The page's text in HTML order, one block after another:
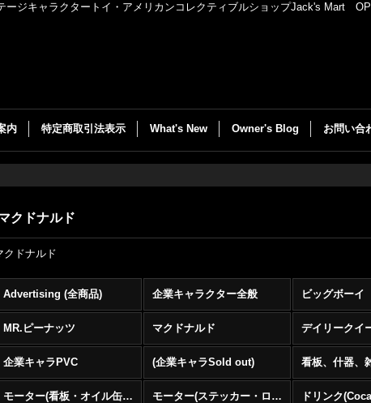
ージキャラクタートイ・アメリカンコレクティブルショップJack's Mart
内 特定商取引法表示 What's New Owner's Blog お問い合
クドナルド
クドナルド
Advertising (全商品) 企業キャラクター全般 ビッグボーイ
MR.ピーナッツ マクドナルド デイリークイ
企業キャラPVC (企業キャラSold out) 看板、什器、
モーター(看板・オイル缶・キャビネットなど) モーター(ステッカー・ロードマップ・広告など小物)